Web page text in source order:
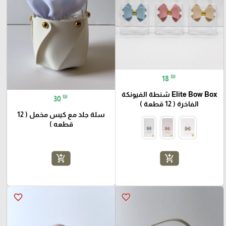
18 ₪
Elite Bow Box شنطة الفيونكة
الفاخرة ( 12 قطعة )
add_shopping_cart
30 ₪
سلة جلد مع كيس مخمل ( 12
قطعه )
add_shopping_cart
favorite_border
favorite_border